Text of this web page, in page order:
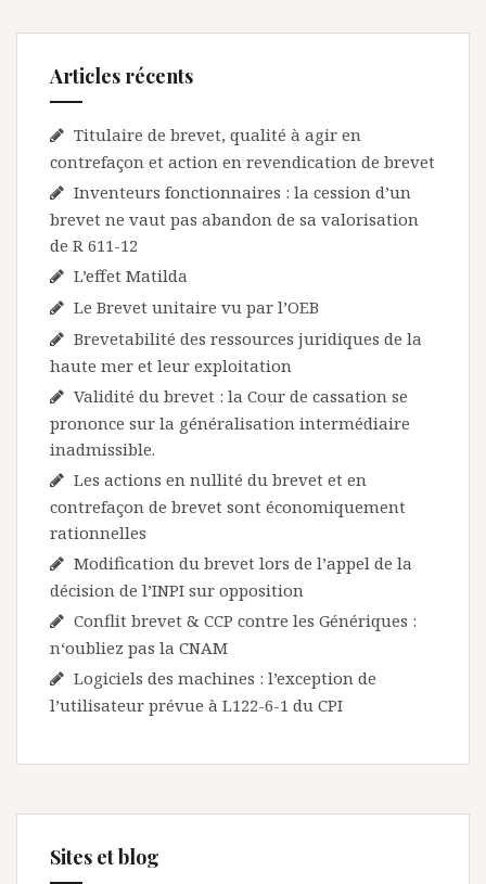
Articles récents
Titulaire de brevet, qualité à agir en
contrefaçon et action en revendication de brevet
Inventeurs fonctionnaires : la cession d’un
brevet ne vaut pas abandon de sa valorisation
de R 611-12
L’effet Matilda
Le Brevet unitaire vu par l’OEB
Brevetabilité des ressources juridiques de la
haute mer et leur exploitation
Validité du brevet : la Cour de cassation se
prononce sur la généralisation intermédiaire
inadmissible.
Les actions en nullité du brevet et en
contrefaçon de brevet sont économiquement
rationnelles
Modification du brevet lors de l’appel de la
décision de l’INPI sur opposition
Conflit brevet & CCP contre les Génériques :
n‘oubliez pas la CNAM
Logiciels des machines : l’exception de
l’utilisateur prévue à L122-6-1 du CPI
Sites et blog